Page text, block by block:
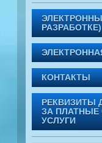
РАЗРАБОТКЕ)
КОНТАКТЫ
РЕКВИЗИТЫ
ЗА ПЛАТНЫЕ
УСЛУГИ